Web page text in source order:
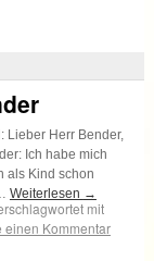
Herr Bender,
Ich habe mich
als Kind schon
Weiterlesen →
mit
einen Kommentar